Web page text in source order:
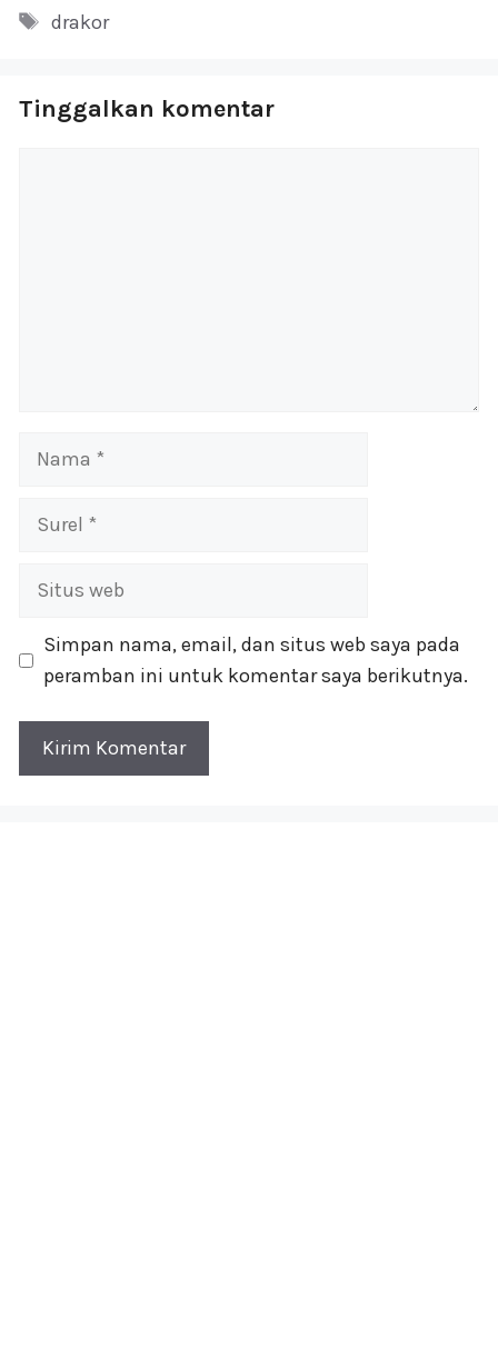
Tag
drakor
Tinggalkan komentar
Nama
Surel
Situs
Simpan nama, email, dan situs web saya pada
peramban ini untuk komentar saya berikutnya.